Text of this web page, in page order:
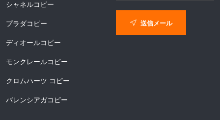
シャネルコピー
プラダコピー
ディオールコピー
モンクレールコピー
クロムハーツ コピー
バレンシアガコピー
送信メール